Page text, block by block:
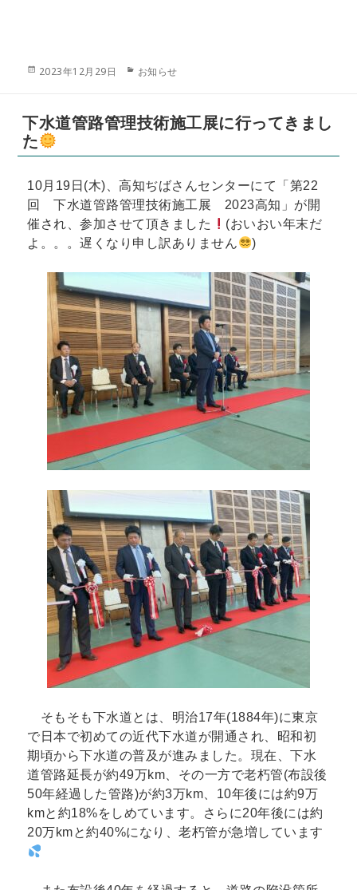
投
2023年12月29日
カ
リ
ー
お知らせ
下水道管路管理技術施工展に行ってきまし
た
10月19日(木)、高知ぢばさんセンターにて「第22
回 下水道管路管理技術施工展 2023高知」が開
催され、参加させて頂きました
(おいおい年末だ
よ。。。遅くなり申し訳ありません
)
そもそも下水道とは、明治17年(1884年)に東京
で日本で初めての近代下水道が開通され、昭和初
期頃から下水道の普及が進みました。現在、下水
道管路延長が約49万km、その一方で老朽管(布設後
50年経過した管路)が約3万km、10年後には約9万
kmと約18%をしめています。さらに20年後には約
20万kmと約40%になり、老朽管が急増しています